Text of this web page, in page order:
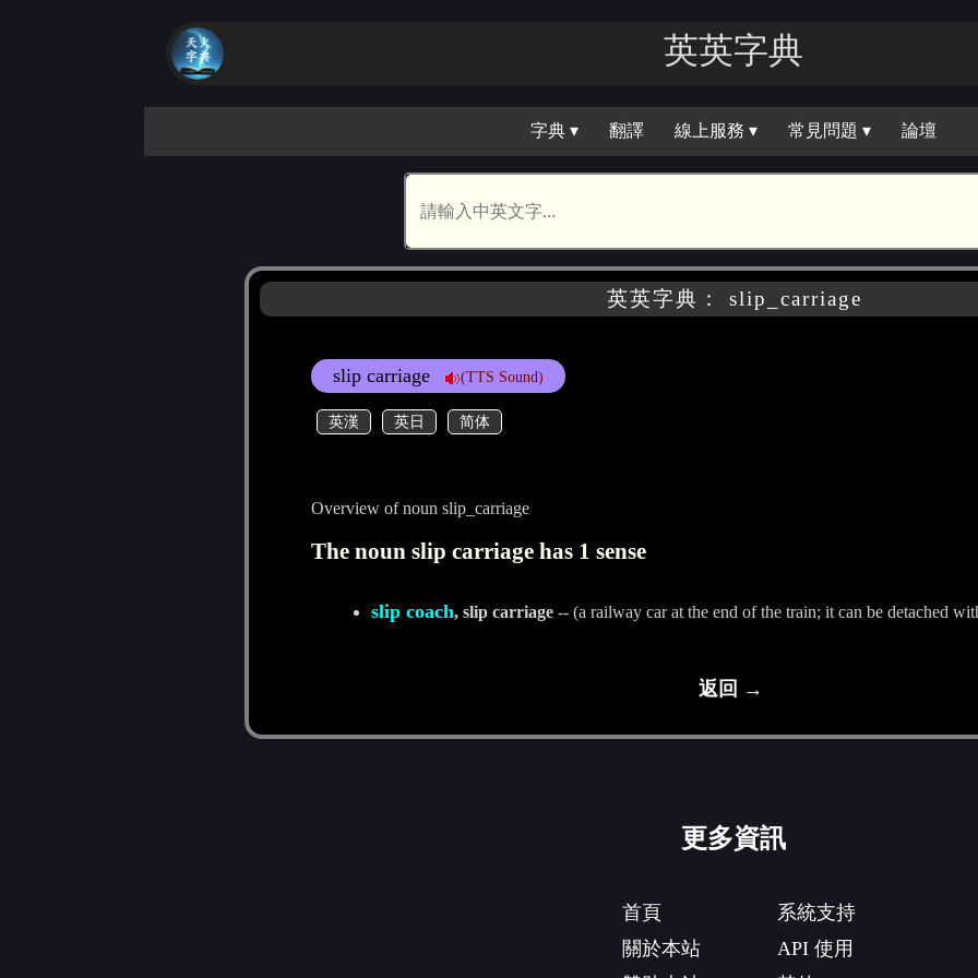
英英字典
字典 ▾ 翻譯 線上服務 ▾ 常見問題 ▾ 論壇
英英字典： slip_carriage
slip carriage (TTS Sound)
英漢 英日 简体
Overview of noun slip_carriage
The noun slip carriage has 1 sense
slip coach, slip carriage -- (a railway car at the end of the train; it can be detached
返回 →
更多資訊
首頁
關於本站
系統支持
API 使用